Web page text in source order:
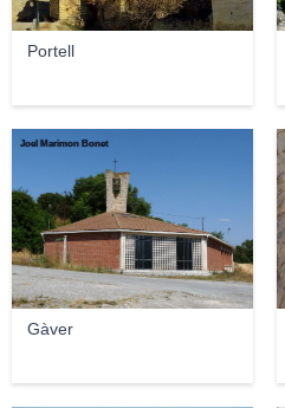
Portell
Gàver
Joel Marimon Bonet